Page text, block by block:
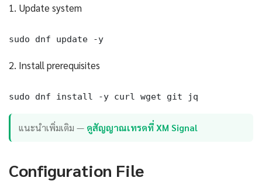
1. Update system
sudo dnf update -y
2. Install prerequisites
sudo dnf install -y curl wget git jq
แนะนำเพิ่มเติม — ดูสัญญาณเทรดที่ XM Signal
Configuration File